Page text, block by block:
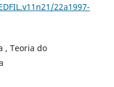
22a1997-
, Teoria do